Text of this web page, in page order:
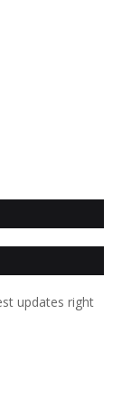
updates right